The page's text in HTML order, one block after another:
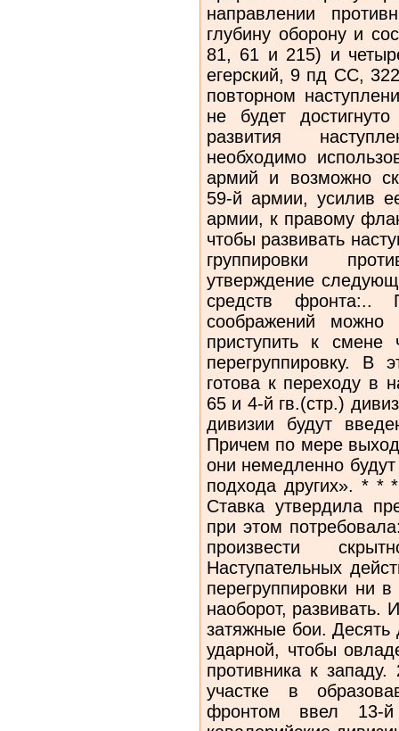
направлении
глубину оборону и
81, 61 и 215) и
егерский, 9 пд СС,
повторном
не будет
развития
необходимо
армий и возможно
59-й армии, усилив
армии, к правому
чтобы развивать
группировки
утверждение
средств фронта:..
соображений
приступить к
перегруппировку. В
готова к переходу в
65 и 4-й гв.(стр.)
дивизии будут
Причем по мере
они немедленно
подхода других». *
Ставка утвердила
при этом
произвести
Наступательных
перегруппировки ни
наоборот, развивать.
затяжные бои. Десять
ударной, чтобы
противника к
участке в
фронтом ввел 13-й